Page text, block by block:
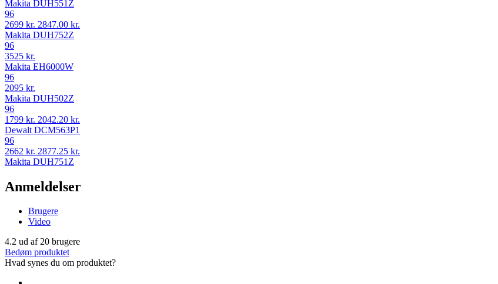
Makita DUH551Z
96
2699 kr. 2847.00 kr.
Makita DUH752Z
96
3525 kr.
Makita EH6000W
96
2095 kr.
Makita DUH502Z
96
1799 kr. 2042.20 kr.
Dewalt DCM563P1
96
2662 kr. 2877.25 kr.
Makita DUH751Z
Anmeldelser
Brugere
Video
4.2 ud af20 brugere
Bedøm produktet
Hvad synes du om produktet?